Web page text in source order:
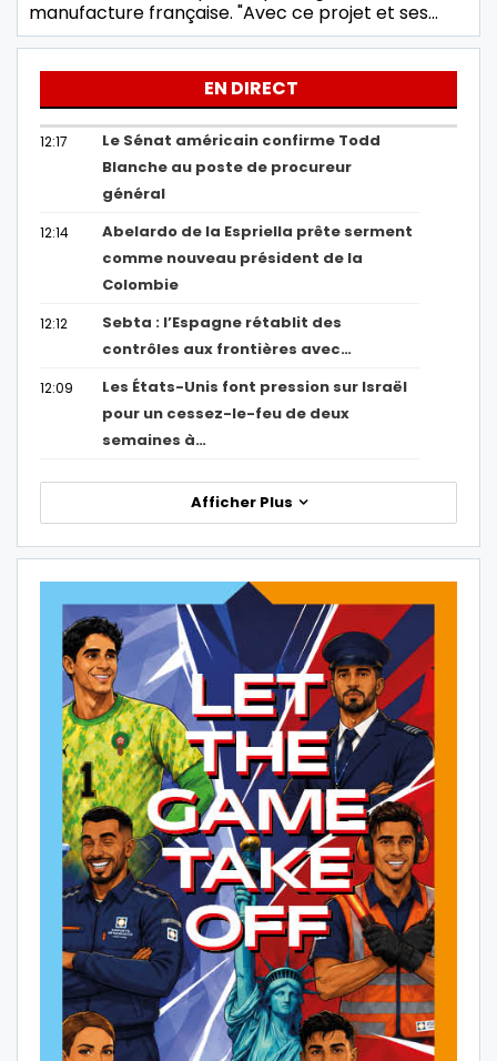
manufacture française. "Avec ce projet et ses…
EN DIRECT
12:17
Le Sénat américain confirme Todd
Blanche au poste de procureur
général
12:14
Abelardo de la Espriella prête serment
comme nouveau président de la
Colombie
12:12
Sebta : l’Espagne rétablit des
contrôles aux frontières avec…
12:09
Les États-Unis font pression sur Israël
pour un cessez-le-feu de deux
semaines à…
Afficher Plus